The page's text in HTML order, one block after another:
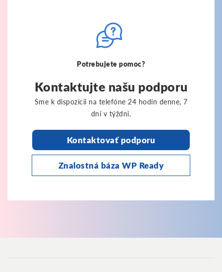
Potrebujete pomoc?
Kontaktujte našu podporu
Sme k dispozícii na telefóne 24 hodín denne, 7
dní v týždni.
Kontaktovať podporu
Znalostná báza WP Ready